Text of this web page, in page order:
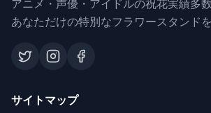
アニメ・声優・アイドルの祝花実績多数
あなただけの特別なフラワースタンド
サイトマップ